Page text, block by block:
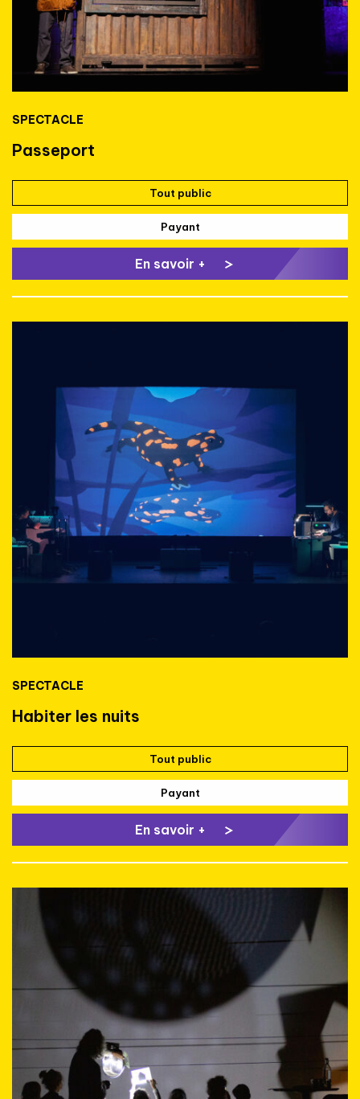
SPECTACLE
Passeport
Tout public
Payant
En savoir +
SPECTACLE
Habiter les nuits
Tout public
Payant
En savoir +